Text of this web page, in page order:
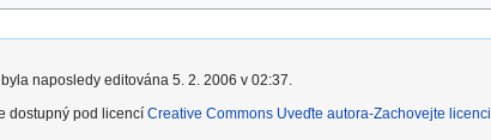
naposledy editována 5. 2. 2006 v 02:37.
dostupný pod licencí Creative Commons Uveďte autora-Zachovejte licenci